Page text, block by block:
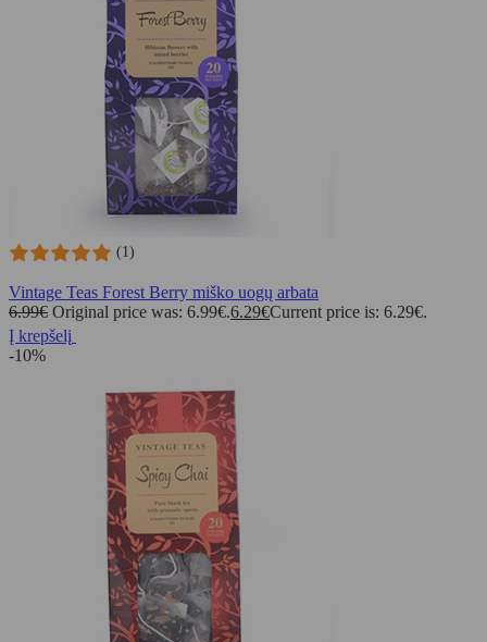
(1)
Vintage Teas Forest Berry miško uogų arbata
6.99€ Original price was: 6.99€.6.29€Current price is: 6.29€.
Į krepšelį
-10%